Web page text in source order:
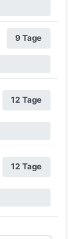
9 Tage
12 Tage
12 Tage